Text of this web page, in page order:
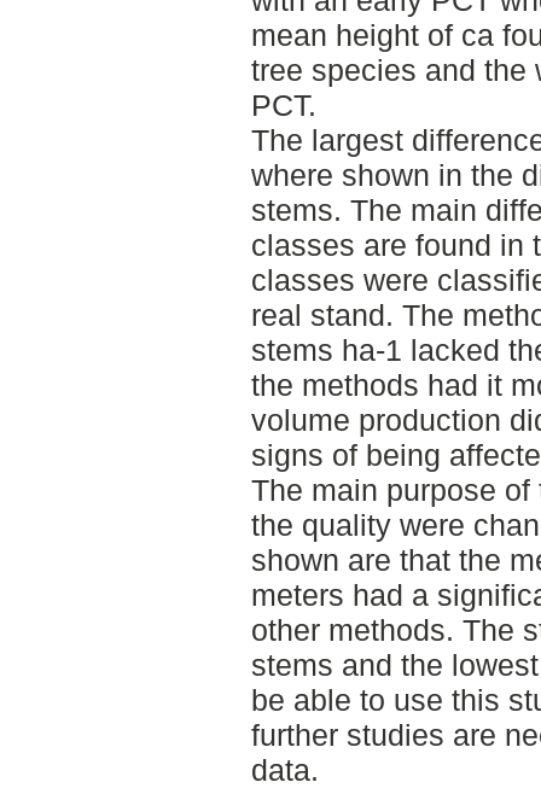
mean height of ca
tree species and the
PCT.
The largest
where shown in the
stems. The main
classes are found in
classes were
real stand. The
stems ha-1 lacked
the methods had it
volume production
signs of being
The main purpose
the quality were
shown are that the
meters had a
other methods. The
stems and the
be able to use this
further studies are
data.